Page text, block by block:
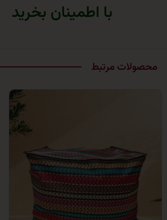
با اطمینان بخرید
محصولات مرتبط